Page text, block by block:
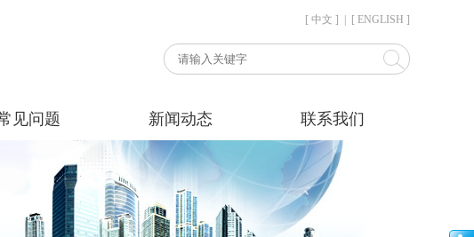
[ 中文 ] [ ENGLISH ]
见问题 新闻动态 联系我们